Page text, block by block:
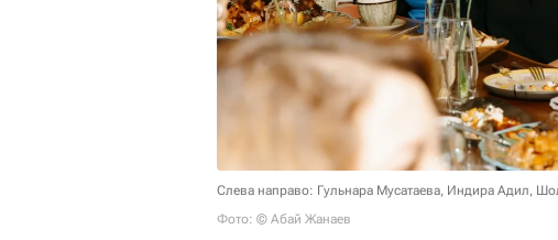
Слева направо: Гульнара Мусатаева, Индира Адил,
Фото: © Абай Жанаев